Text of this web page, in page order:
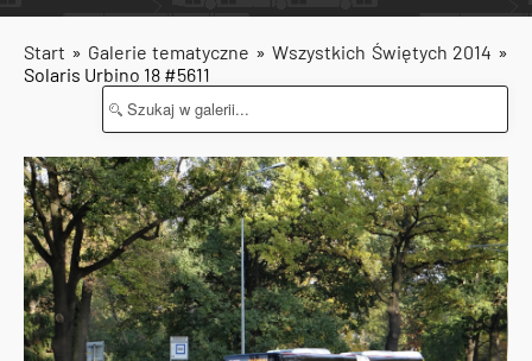
Start » Galerie tematyczne » Wszystkich Świętych 2014 »
Solaris Urbino 18 #5611